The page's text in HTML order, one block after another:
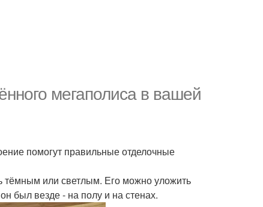
мегаполиса в вашей
помогут правильные отделочные
тёмным или светлым. Его можно уложить
был везде - на полу и на стенах.